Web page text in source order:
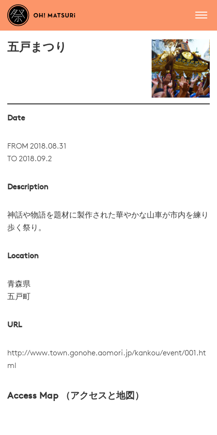
五戸まつり
Date
FROM 2018.08.31
TO 2018.09.2
Description
神話や物語を題材に製作された華やかな山車が市内を練り
歩く祭り。
Location
青森県
五戸町
URL
http://www.town.gonohe.aomori.jp/kankou/event/001.ht
ml
Access Map （アクセスと地図）